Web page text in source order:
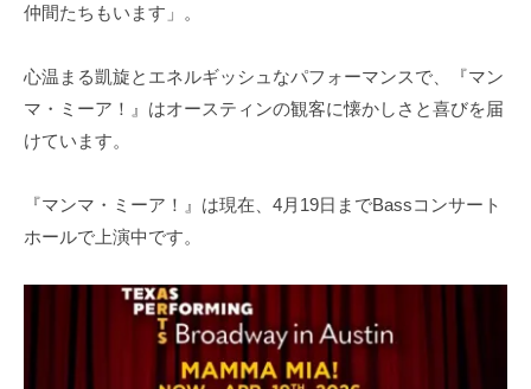
仲間たちもいます」。
心温まる凱旋とエネルギッシュなパフォーマンスで、『マン
マ・ミーア！』はオースティンの観客に懐かしさと喜びを届
けています。
『マンマ・ミーア！』は現在、4月19日までBassコンサート
ホールで上演中です。